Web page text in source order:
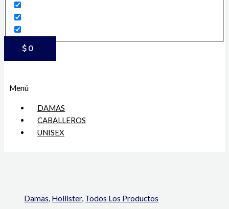
$ 0
Menú
DAMAS
CABALLEROS
UNISEX
Damas, Hollister, Todos Los Productos